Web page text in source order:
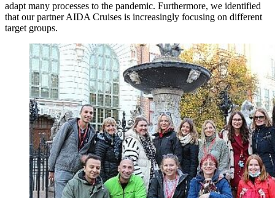
adapt many processes to the pandemic. Furthermore, we identified
that our partner AIDA Cruises is increasingly focusing on different
target groups.